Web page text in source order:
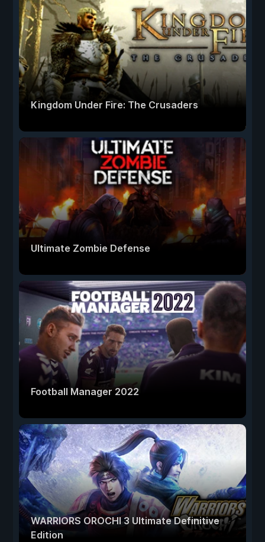
Kingdom Under Fire: The Crusaders
Ultimate Zombie Defense
Football Manager 2022
WARRIORS OROCHI 3 Ultimate Definitive
Edition